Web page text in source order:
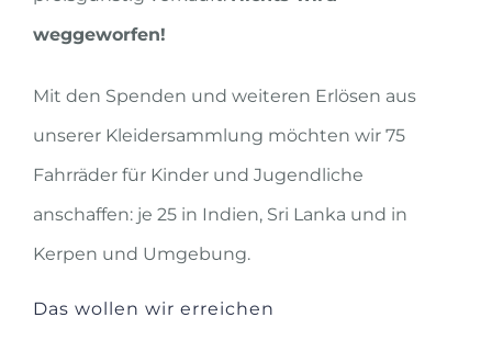
weggeworfen!
Mit den Spenden und weiteren Erlösen aus
unserer Kleidersammlung möchten wir 75
Fahrräder für Kinder und Jugendliche
anschaffen: je 25 in Indien, Sri Lanka und in
Kerpen und Umgebung.
Das wollen wir erreichen